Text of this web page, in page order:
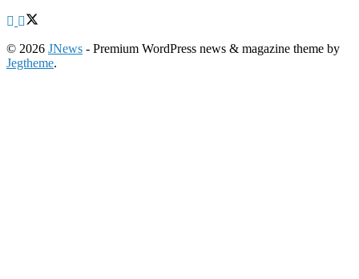
© 2026 JNews - Premium WordPress news & magazine theme by
Jegtheme.